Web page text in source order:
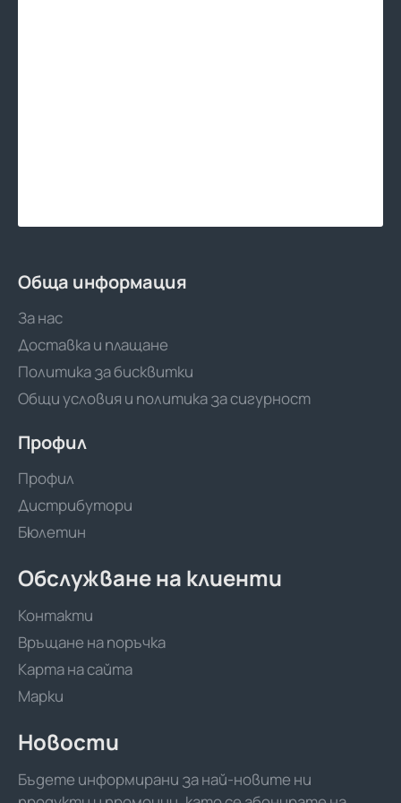
Обща информация
За нас
Доставка и плащане
Политика за бисквитки
Общи условия и политика за сигурност
Профил
Профил
Дистрибутори
Бюлетин
Обслужване на клиенти
Контакти
Връщане на поръчка
Карта на сайта
Марки
Новости
Бъдете информирани за най-новите ни